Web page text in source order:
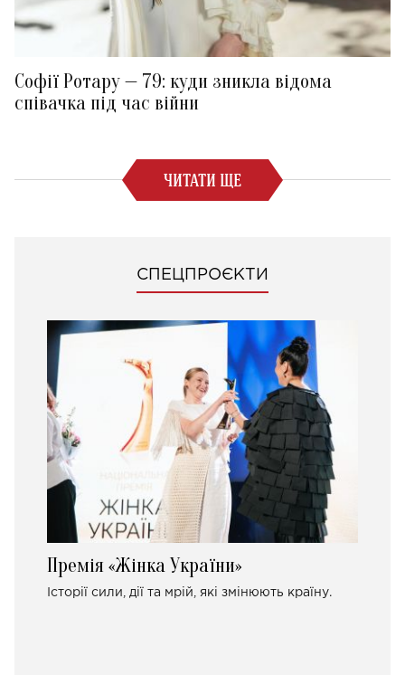
Софії Ротару — 79: куди зникла відома
співачка під час війни
ЧИТАТИ ЩЕ
СПЕЦПРОЄКТИ
Премія «Жінка України»
Історії сили, дії та мрій, які змінюють країну.